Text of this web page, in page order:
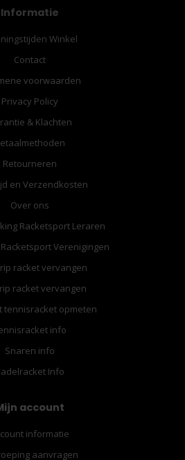
Informatie
Winkel
Contact
voorwaarden
Privacy Policy
& Klachten
Retourneren
en Verzendkosten
Over ons
Racketsport Leraren
Verenigingen
racket vervangen
racket vervangen
tennisracket opmeten
info
Snaren info
Info
account
informatie
aanvragen